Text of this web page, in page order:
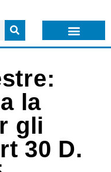
la
gli
30 D.